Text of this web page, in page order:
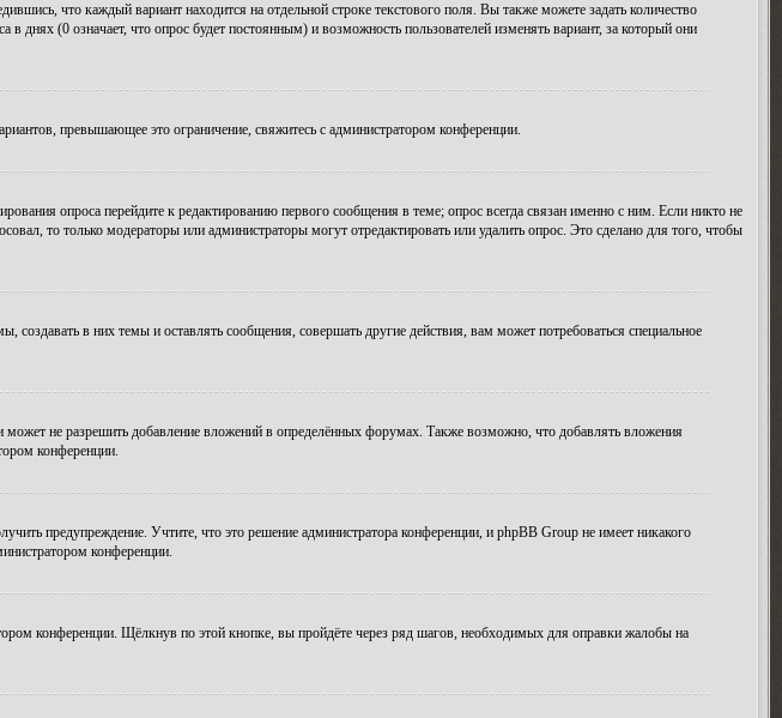
что каждый вариант находится на отдельной строке текстового поля. Вы также можете задать количество
днях (0 означает, что опрос будет постоянным) и возможность пользователей изменять вариант, за который они
превышающее это ограничение, свяжитесь с администратором конференции.
опроса перейдите к редактированию первого сообщения в теме; опрос всегда связан именно с ним. Если никто не
то только модераторы или администраторы могут отредактировать или удалить опрос. Это сделано для того, чтобы
в них темы и оставлять сообщения, совершать другие действия, вам может потребоваться специальное
не разрешить добавление вложений в определённых форумах. Также возможно, что добавлять вложения
конференции.
предупреждение. Учтите, что это решение администратора конференции, и phpBB Group не имеет никакого
конференции.
конференции. Щёлкнув по этой кнопке, вы пройдёте через ряд шагов, необходимых для оправки жалобы на